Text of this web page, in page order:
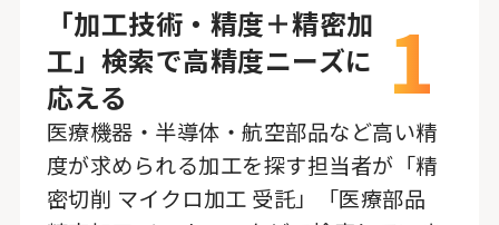
「加工技術・精度＋精密加
工」検索で高精度ニーズに
応える
1
医療機器・半導体・航空部品など高い精
度が求められる加工を探す担当者が「精
密切削 マイクロ加工 受託」「医療部品